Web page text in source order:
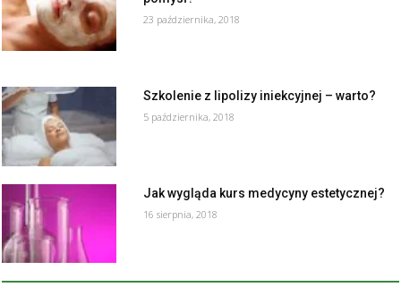
23 października, 2018
Szkolenie z lipolizy iniekcyjnej – warto?
5 października, 2018
Jak wygląda kurs medycyny estetycznej?
16 sierpnia, 2018